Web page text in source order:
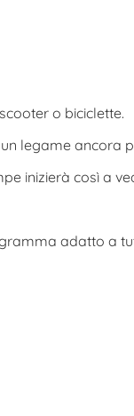
o biciclette.
legame ancora
inizierà così a
adatto a